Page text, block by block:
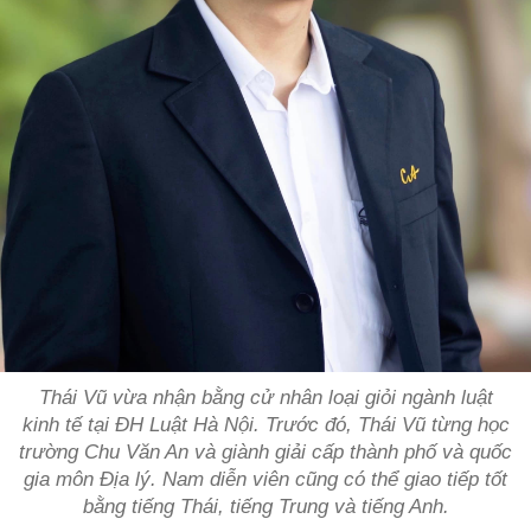
Thái Vũ vừa nhận bằng cử nhân loại giỏi ngành luật
kinh tế tại ĐH Luật Hà Nội. Trước đó, Thái Vũ từng học
trường Chu Văn An và giành giải cấp thành phố và quốc
gia môn Địa lý. Nam diễn viên cũng có thể giao tiếp tốt
bằng tiếng Thái, tiếng Trung và tiếng Anh.